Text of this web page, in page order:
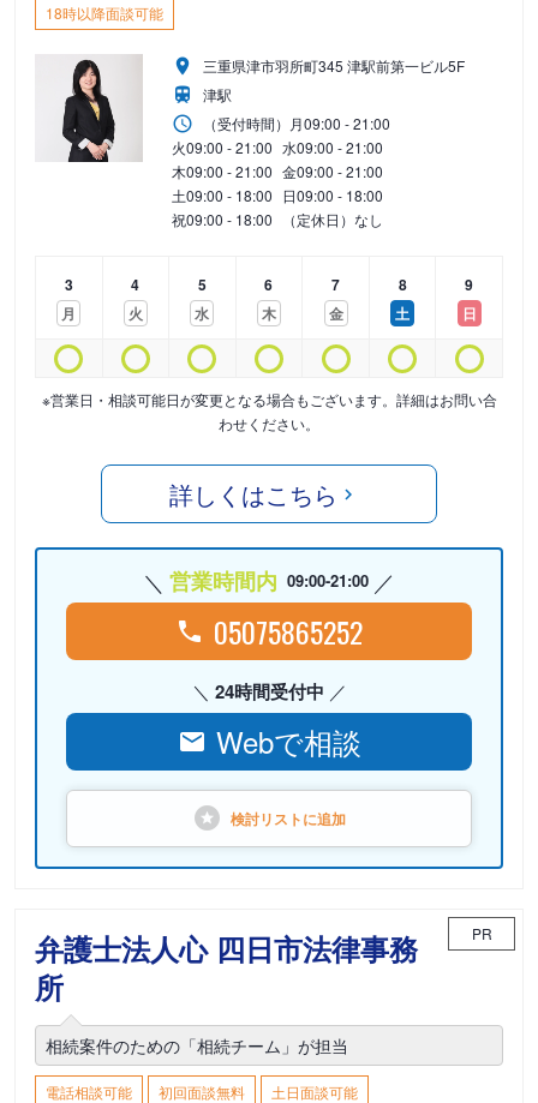
18時以降面談可能
三重県津市羽所町345 津駅前第一ビル5F
津駅
（受付時間） 月09:00 - 21:00
火09:00 - 21:00 水09:00 - 21:00
木09:00 - 21:00 金09:00 - 21:00
土09:00 - 18:00 日09:00 - 18:00
祝09:00 - 18:00 （定休日）なし
3
月
4
火
5
水
6
木
7
金
8
土
9
日
※営業日・相談可能日が変更となる場合もございます。詳細はお問い合
わせください。
詳しくはこちら
営業時間内 09:00-21:00
05075865252
24時間受付中
Webで相談
検討リストに追加
弁護士法人心 四日市法律事務
所
PR
相続案件のための「相続チーム」が担当
電話相談可能 初回面談無料
土日面談可能